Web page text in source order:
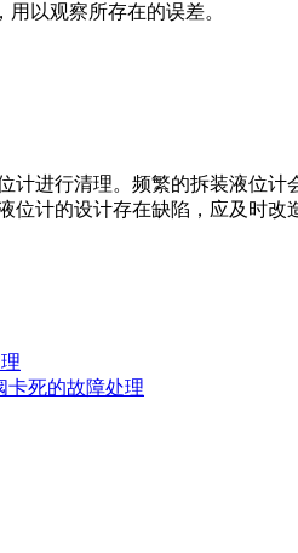
以观察所存在的误差。
计进行清理。频繁的拆装液位
位计的设计存在缺陷，应及时
卡死的故障处理